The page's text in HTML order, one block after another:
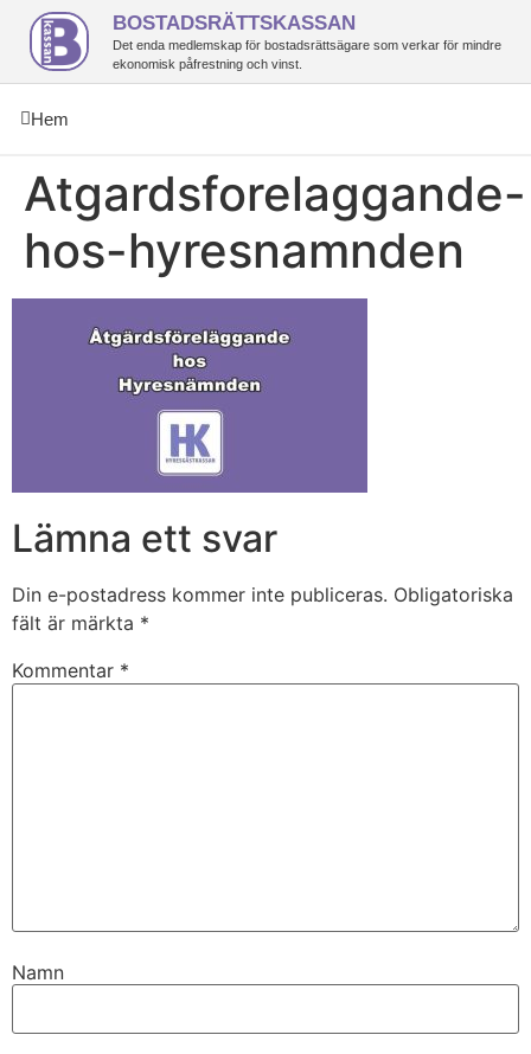
BOSTADSRÄTTSKASSAN
Det enda medlemskap för bostadsrättsägare som verkar för mindre
ekonomisk påfrestning och vinst.
Hem
Atgardsforelaggande-
hos-hyresnamnden
Lämna ett svar
Din e-postadress kommer inte publiceras. Obligatoriska
fält är märkta *
Kommentar *
Namn